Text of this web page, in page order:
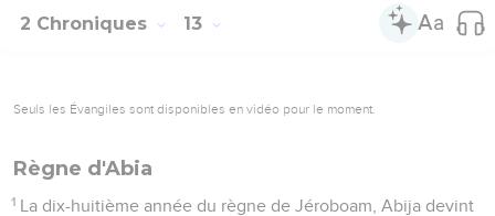
2 Chroniques 13
Seuls les Évangiles sont disponibles en vidéo pour le moment.
Règne d'Abia
1 La dix-huitième année du règne de Jéroboam, Abija devint